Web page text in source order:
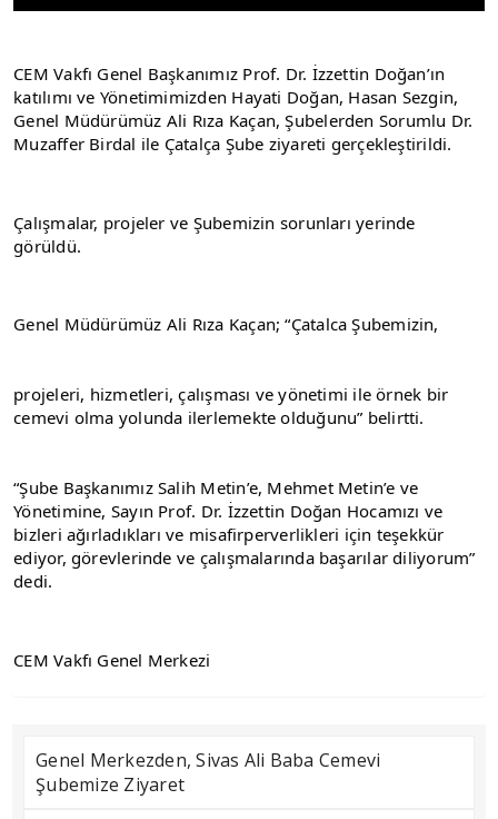
CEM Vakfı Genel Başkanımız Prof. Dr. İzzettin Doğan’ın
katılımı ve Yönetimimizden Hayati Doğan, Hasan Sezgin,
Genel Müdürümüz Ali Rıza Kaçan, Şubelerden Sorumlu Dr.
Muzaffer Birdal ile Çatalça Şube ziyareti gerçekleştirildi.
Çalışmalar, projeler ve Şubemizin sorunları yerinde
görüldü.
Genel Müdürümüz Ali Rıza Kaçan; “Çatalca Şubemizin,
projeleri, hizmetleri, çalışması ve yönetimi ile örnek bir
cemevi olma yolunda ilerlemekte olduğunu” belirtti.
“Şube Başkanımız Salih Metin’e, Mehmet Metin’e ve
Yönetimine, Sayın Prof. Dr. İzzettin Doğan Hocamızı ve
bizleri ağırladıkları ve misafirperverlikleri için teşekkür
ediyor, görevlerinde ve çalışmalarında başarılar diliyorum”
dedi.
CEM Vakfı Genel Merkezi
Genel Merkezden, Sivas Ali Baba Cemevi
Şubemize Ziyaret